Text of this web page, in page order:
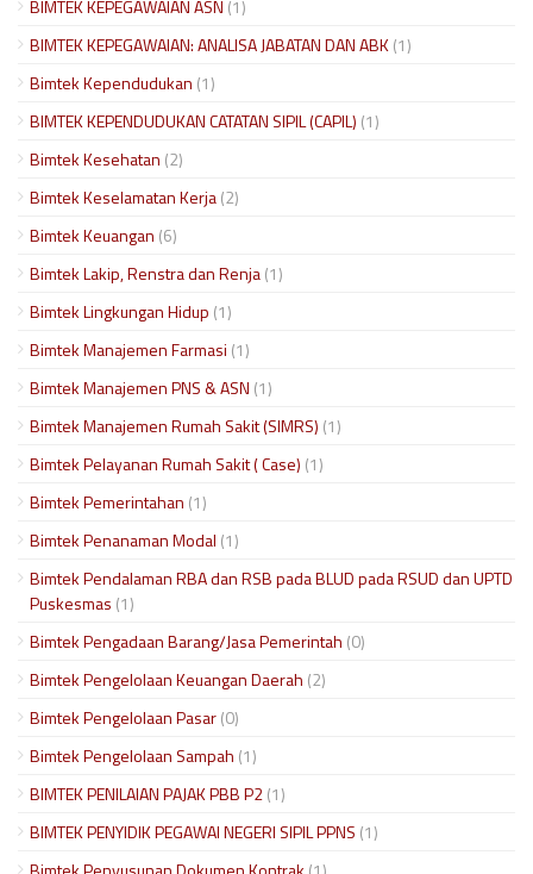
BIMTEK KEPEGAWAIAN ASN (1)
BIMTEK KEPEGAWAIAN: ANALISA JABATAN DAN ABK(1)
Bimtek Kependudukan (1)
BIMTEK KEPENDUDUKAN CATATAN SIPIL (CAPIL) (1)
Bimtek Kesehatan (2)
Bimtek Keselamatan Kerja(2)
Bimtek Keuangan (6)
Bimtek Lakip, Renstra dan Renja(1)
Bimtek Lingkungan Hidup (1)
Bimtek Manajemen Farmasi (1)
Bimtek Manajemen PNS & ASN (1)
Bimtek Manajemen Rumah Sakit (SIMRS) (1)
Bimtek Pelayanan Rumah Sakit ( Case) (1)
Bimtek Pemerintahan (1)
Bimtek Penanaman Modal (1)
Bimtek Pendalaman RBA dan RSB pada BLUD pada RSUD dan UPTD
Puskesmas (1)
Bimtek Pengadaan Barang/Jasa Pemerintah (0)
Bimtek Pengelolaan Keuangan Daerah (2)
Bimtek Pengelolaan Pasar(0)
Bimtek Pengelolaan Sampah (1)
BIMTEK PENILAIAN PAJAK PBB P2(1)
BIMTEK PENYIDIK PEGAWAI NEGERI SIPIL PPNS (1)